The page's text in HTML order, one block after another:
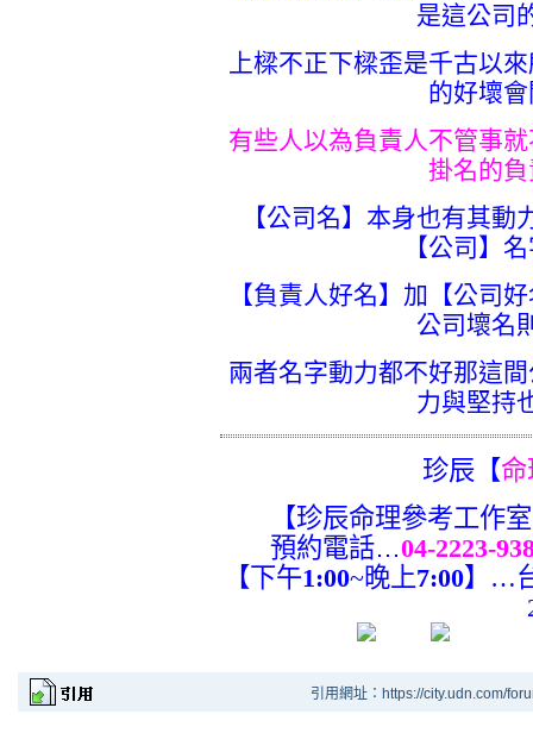
是這公司
上樑不正下樑歪是千古以
的好壞
有些人以為負責人不管事
掛名的
【公司名】本身也有其
【公司】
【負責人好名】加【公司
公司壞名
兩者名字動力都不好那這
力與堅持
珍辰【
【珍辰命理參考工作
預約電話…04-2223-
【下午1:00~晚上7:00】…
引用網址：https://city.udn.com/